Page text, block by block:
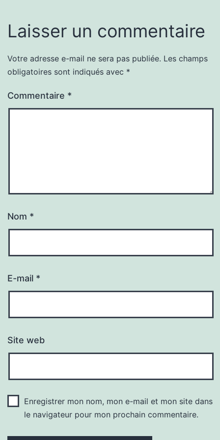
Laisser un commentaire
Votre adresse e-mail ne sera pas publiée. Les champs
obligatoires sont indiqués avec *
Commentaire *
Nom *
E-mail *
Site web
Enregistrer mon nom, mon e-mail et mon site dans
le navigateur pour mon prochain commentaire.